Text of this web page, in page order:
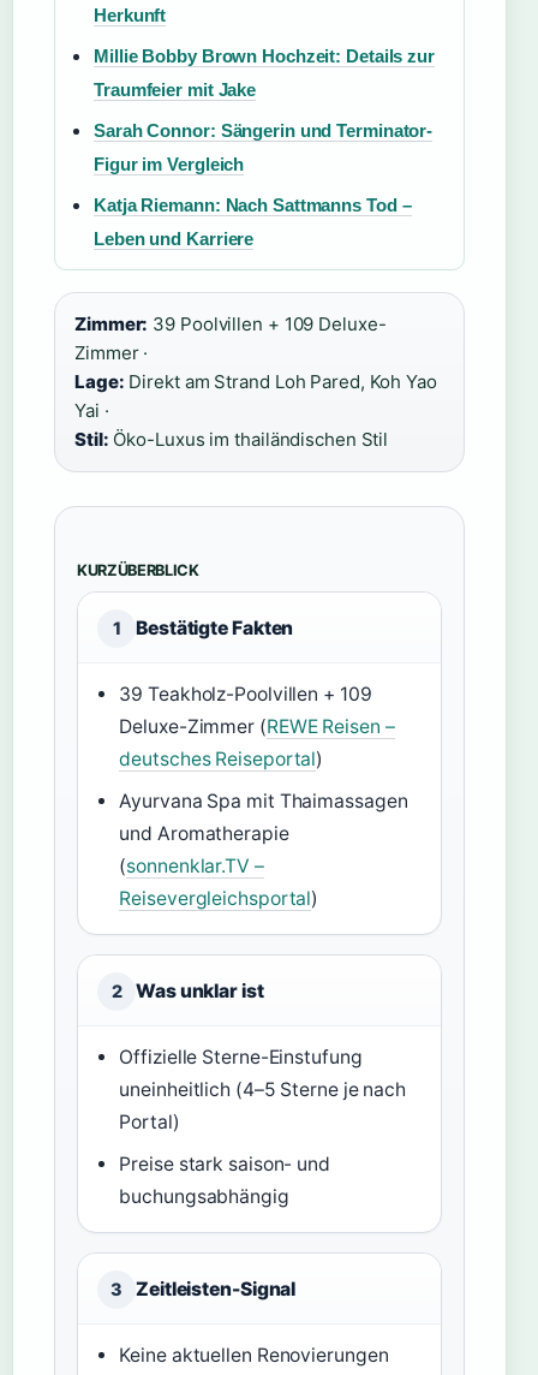
Herkunft
Millie Bobby Brown Hochzeit: Details zur
Traumfeier mit Jake
Sarah Connor: Sängerin und Terminator-
Figur im Vergleich
Katja Riemann: Nach Sattmanns Tod –
Leben und Karriere
Zimmer: 39 Poolvillen + 109 Deluxe-
Zimmer ·
Lage: Direkt am Strand Loh Pared, Koh Yao
Yai ·
Stil: Öko-Luxus im thailändischen Stil
KURZÜBERBLICK
1 Bestätigte Fakten
39 Teakholz-Poolvillen + 109
Deluxe-Zimmer (REWE Reisen –
deutsches Reiseportal)
Ayurvana Spa mit Thaimassagen
und Aromatherapie
(sonnenklar.TV –
Reisevergleichsportal)
2 Was unklar ist
Offizielle Sterne-Einstufung
uneinheitlich (4–5 Sterne je nach
Portal)
Preise stark saison- und
buchungsabhängig
3 Zeitleisten-Signal
Keine aktuellen Renovierungen